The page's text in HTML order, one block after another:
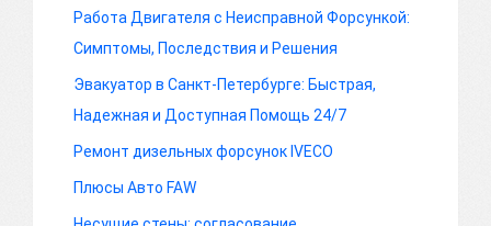
Работа Двигателя с Неисправной Форсункой:
Симптомы, Последствия и Решения
Эвакуатор в Санкт-Петербурге: Быстрая,
Надежная и Доступная Помощь 24/7
Ремонт дизельных форсунок IVECO
Плюсы Авто FAW